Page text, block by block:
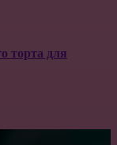
торта для